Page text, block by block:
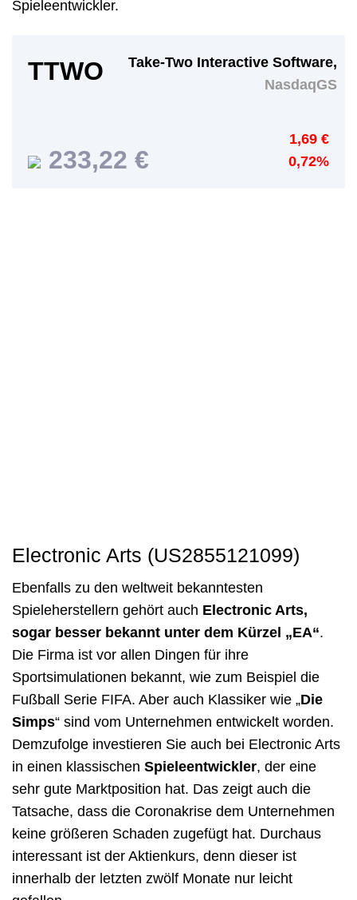
Spieleentwickler.
TTWO
Take-Two Interactive Software,
NasdaqGS
233,22 €
1,69 €
0,72%
Electronic Arts (US2855121099)
Ebenfalls zu den weltweit bekanntesten
Spieleherstellern gehört auch Electronic Arts,
sogar besser bekannt unter dem Kürzel „EA“.
Die Firma ist vor allen Dingen für ihre
Sportsimulationen bekannt, wie zum Beispiel die
Fußball Serie FIFA. Aber auch Klassiker wie „Die
Simps“ sind vom Unternehmen entwickelt worden.
Demzufolge investieren Sie auch bei Electronic Arts
in einen klassischen Spieleentwickler, der eine
sehr gute Marktposition hat. Das zeigt auch die
Tatsache, dass die Coronakrise dem Unternehmen
keine größeren Schaden zugefügt hat. Durchaus
interessant ist der Aktienkurs, denn dieser ist
innerhalb der letzten zwölf Monate nur leicht